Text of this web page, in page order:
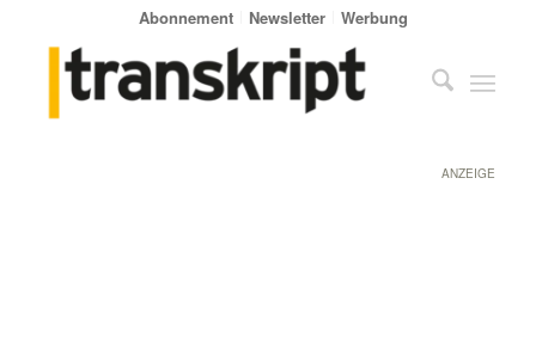
Abonnement Newsletter Werbung
ANZEIGE